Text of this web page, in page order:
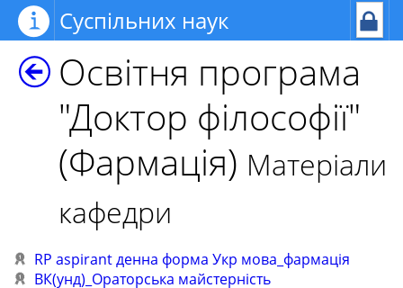
Суспільних наук
Освітня програма
"Доктор філософії"
(Фармація) Матеріали
кафедри
RP aspirant денна форма Укр мова_фармація
ВК(унд)_Ораторська майстерність